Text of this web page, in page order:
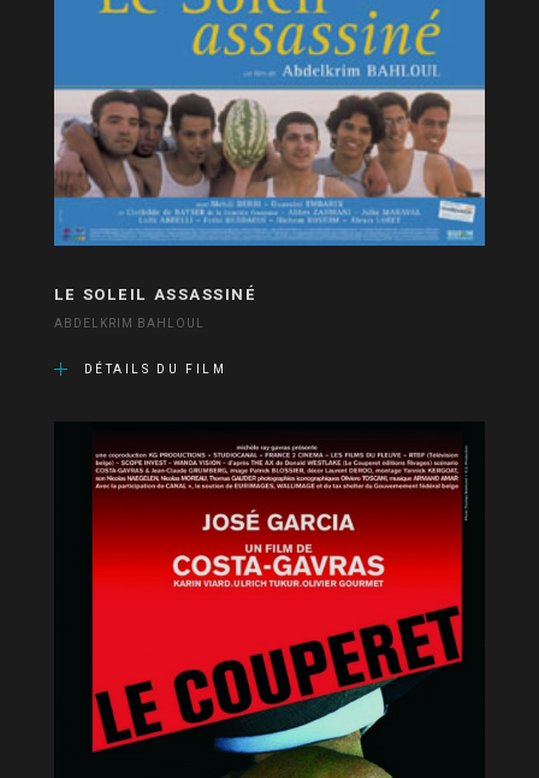
LE SOLEIL ASSASSINÉ
ABDELKRIM BAHLOUL
DÉTAILS DU FILM